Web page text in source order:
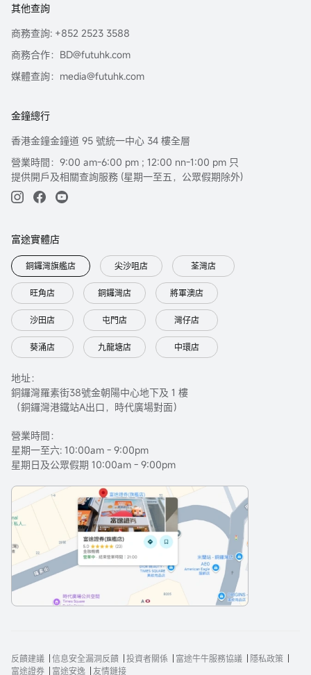
其他查詢
商務查詢: +852 2523 3588
商務合作：BD@futuhk.com
媒體查詢：media@futuhk.com
金鐘總行
香港金鐘金鐘道 95 號統一中心 34 樓全層
營業時間：9:00 am-6:00 pm ; 12:00 nn-1:00 pm 只
提供開戶及相關查詢服務 (星期一至五，公眾假期除外)
富途實體店
銅鑼灣旗艦店 尖沙咀店 荃灣店
旺角店 銅鑼灣店 將軍澳店
沙田店 屯門店 灣仔店
葵涌店 九龍塘店 中環店
地址：
銅鑼灣羅素街38號金朝陽中心地下及 1 樓
（銅鑼灣港鐵站A出口，時代廣場對面）
營業時間：
星期一至六: 10:00am - 9:00pm
星期日及公眾假期 10:00am - 9:00pm
反饋建議 信息安全漏洞反饋 投資者關係 富途牛牛服務協議
隱私政策
富途證券
富途安逸 友情鏈接